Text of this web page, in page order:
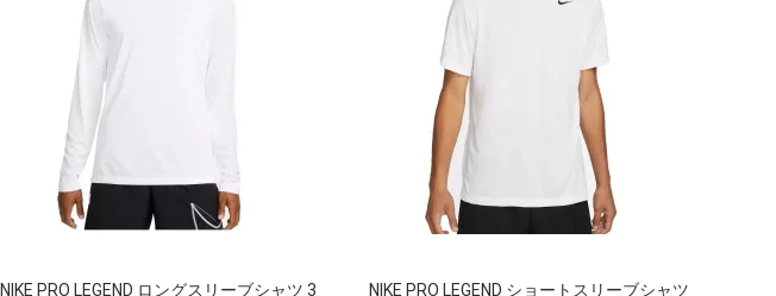
NIKE PRO LEGEND ロングスリーブシャツ 3
NIKE PRO LEGEND ショートスリーブシャツ